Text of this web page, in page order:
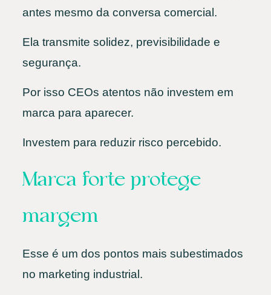
antes mesmo da conversa comercial.
Ela transmite solidez, previsibilidade e
segurança.
Por isso CEOs atentos não investem em
marca para aparecer.
Investem para reduzir risco percebido.
Marca forte protege
margem
Esse é um dos pontos mais subestimados
no marketing industrial.